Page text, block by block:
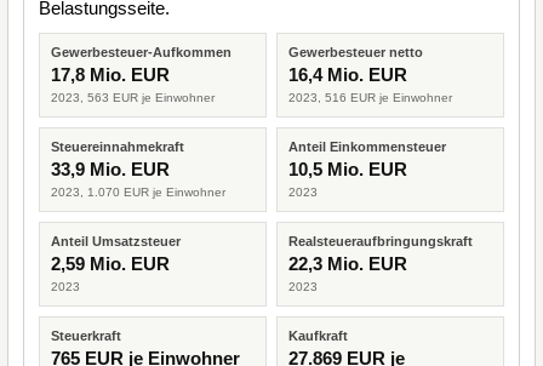
Belastungsseite.
Gewerbesteuer-Aufkommen
17,8 Mio. EUR
2023, 563 EUR je Einwohner
Gewerbesteuer netto
16,4 Mio. EUR
2023, 516 EUR je Einwohner
Steuereinnahmekraft
33,9 Mio. EUR
2023, 1.070 EUR je Einwohner
Anteil Einkommensteuer
10,5 Mio. EUR
2023
Anteil Umsatzsteuer
2,59 Mio. EUR
2023
Realsteueraufbringungskraft
22,3 Mio. EUR
2023
Steuerkraft
765 EUR je Einwohner
Kaufkraft
27.869 EUR je